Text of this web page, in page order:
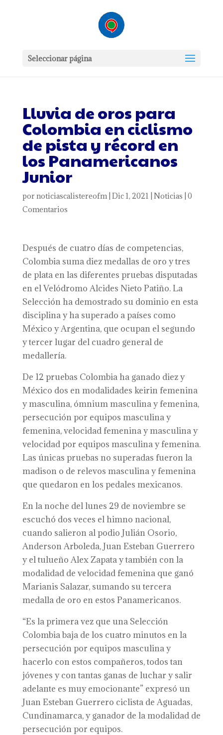
Seleccionar página
Lluvia de oros para
Colombia en ciclismo
de pista y récord en
los Panamericanos
Junior
por noticiascalistereofm| Dic 1, 2021 Noticias 0
Comentarios
Después de cuatro días de competencias,
Colombia suma diez medallas de oro y tres
de plata en las diferentes pruebas disputadas
en el Velódromo Alcides Nieto Patiño. La
Selección ha demostrado su dominio en esta
disciplina y ha superado a países como
México y Argentina, que ocupan el segundo
y tercer lugar del cuadro general de
medallería.
De 12 pruebas Colombia ha ganado diez y
México dos en modalidades keirin femenina
y masculina, ómnium masculina y femenina,
persecución por equipos masculina y
femenina, velocidad femenina y masculina y
velocidad por equipos masculina y femenina.
Las únicas pruebas no superadas fueron la
madison o de relevos masculina y femenina
que quedaron en los pedales mexicanos.
En la noche del lunes 29 de noviembre se
escuchó dos veces el himno nacional,
cuando salieron al podio Julián Osorio,
Anderson Arboleda, Juan Esteban Guerrero
y el tulueño Alex Zapata y también con la
modalidad de velocidad femenina que ganó
Marianis Salazar, sumando su tercera
medalla de oro en estos Panamericanos.
“Es la primera vez que una Selección
Colombia baja de los cuatro minutos en la
persecución por equipos masculina y
hacerlo con estos compañeros, todos tan
jóvenes y con tantas ganas de luchar y salir
adelante es muy emocionante” expresó un
Juan Esteban Guerrero ciclista de Aguadas,
Cundinamarca, y ganador de la modalidad de
persecución por equipos.